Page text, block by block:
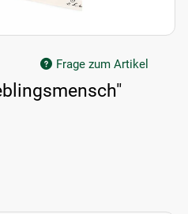
Frage zum Artikel